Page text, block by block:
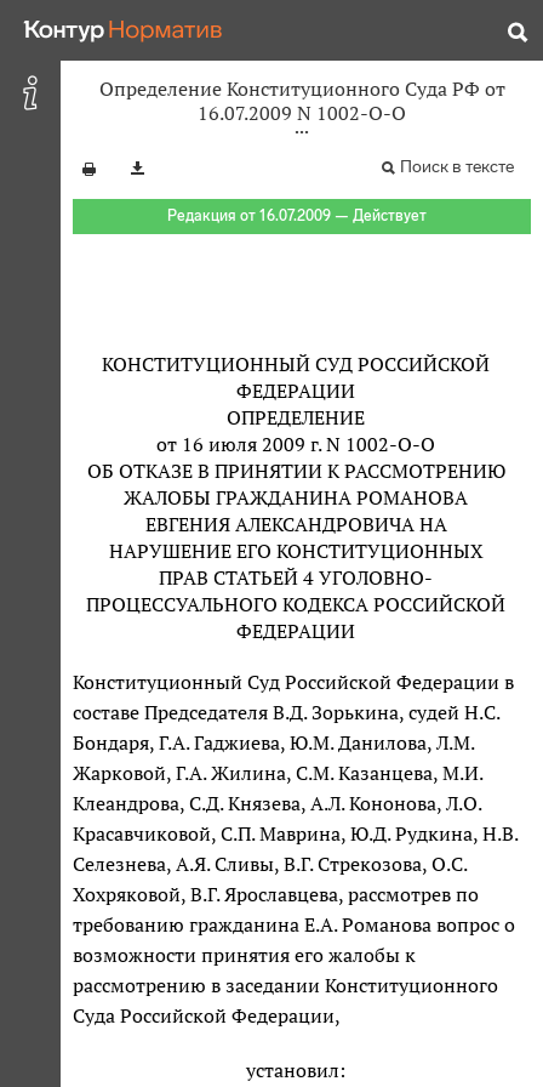
Определение Конституционного Суда РФ от
16.07.2009 N 1002-О-О
Поиск в тексте
Редакция от 16.07.2009 — Действует
КОНСТИТУЦИОННЫЙ СУД РОССИЙСКОЙ
ФЕДЕРАЦИИ
ОПРЕДЕЛЕНИЕ
от 16 июля 2009 г. N 1002-О-О
ОБ ОТКАЗЕ В ПРИНЯТИИ К РАССМОТРЕНИЮ
ЖАЛОБЫ ГРАЖДАНИНА РОМАНОВА
ЕВГЕНИЯ АЛЕКСАНДРОВИЧА НА
НАРУШЕНИЕ ЕГО КОНСТИТУЦИОННЫХ
ПРАВ СТАТЬЕЙ 4 УГОЛОВНО-
ПРОЦЕССУАЛЬНОГО КОДЕКСА РОССИЙСКОЙ
ФЕДЕРАЦИИ
Конституционный Суд Российской Федерации в
составе Председателя В.Д. Зорькина, судей Н.С.
Бондаря, Г.А. Гаджиева, Ю.М. Данилова, Л.М.
Жарковой, Г.А. Жилина, С.М. Казанцева, М.И.
Клеандрова, С.Д. Князева, А.Л. Кононова, Л.О.
Красавчиковой, С.П. Маврина, Ю.Д. Рудкина, Н.В.
Селезнева, А.Я. Сливы, В.Г. Стрекозова, О.С.
Хохряковой, В.Г. Ярославцева, рассмотрев по
требованию гражданина Е.А. Романова вопрос о
возможности принятия его жалобы к
рассмотрению в заседании Конституционного
Суда Российской Федерации,
установил: